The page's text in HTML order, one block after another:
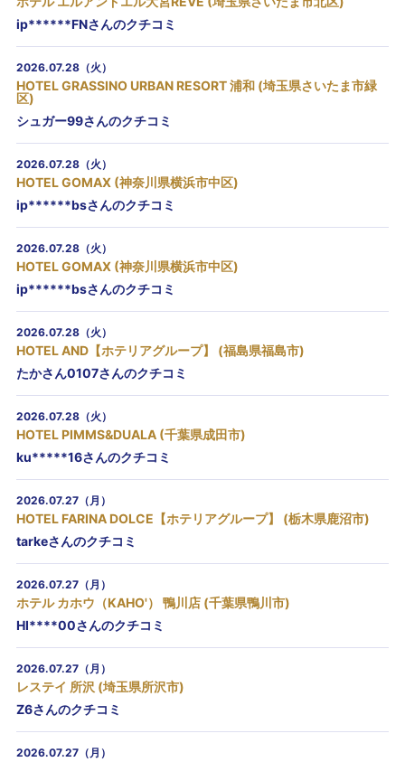
ip******FNさんのクチコミ
2026.07.28（火）
HOTEL GRASSINO URBAN RESORT 浦和 (埼玉県さいたま市緑
区)
シュガー99さんのクチコミ
2026.07.28（火）
HOTEL GOMAX (神奈川県横浜市中区)
ip******bsさんのクチコミ
2026.07.28（火）
HOTEL GOMAX (神奈川県横浜市中区)
ip******bsさんのクチコミ
2026.07.28（火）
HOTEL AND【ホテリアグループ】 (福島県福島市)
たかさん0107さんのクチコミ
2026.07.28（火）
HOTEL PIMMS&DUALA (千葉県成田市)
ku*****16さんのクチコミ
2026.07.27（月）
HOTEL FARINA DOLCE【ホテリアグループ】 (栃木県鹿沼市)
tarkeさんのクチコミ
2026.07.27（月）
ホテル カホウ（KAHO'） 鴨川店 (千葉県鴨川市)
HI****00さんのクチコミ
2026.07.27（月）
レステイ 所沢 (埼玉県所沢市)
Z6さんのクチコミ
2026.07.27（月）